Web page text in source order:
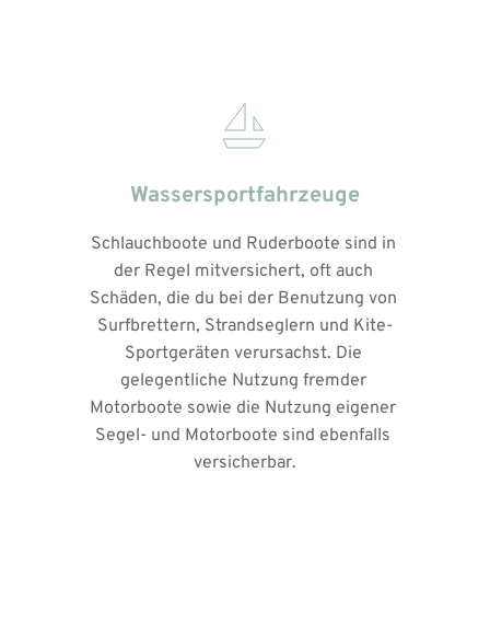
Wassersportfahrzeuge
Schlauchboote und Ruderboote sind in
der Regel mitversichert, oft auch
Schäden, die du bei der Benutzung von
Surfbrettern, Strandseglern und Kite-
Sportgeräten verursachst. Die
gelegentliche Nutzung fremder
Motorboote sowie die Nutzung eigener
Segel- und Motorboote sind ebenfalls
versicherbar.